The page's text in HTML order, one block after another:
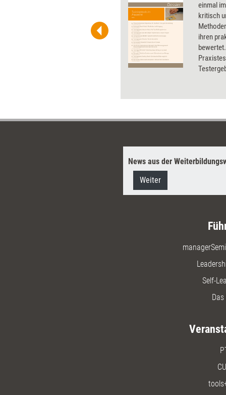
einmal
kritisch
ihren
und
News aus der
Weiter
Self-